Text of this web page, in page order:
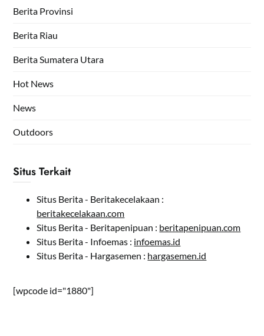
Berita Provinsi
Berita Riau
Berita Sumatera Utara
Hot News
News
Outdoors
Situs Terkait
Situs Berita - Beritakecelakaan :
beritakecelakaan.com
Situs Berita - Beritapenipuan : beritapenipuan.com
Situs Berita - Infoemas : infoemas.id
Situs Berita - Hargasemen : hargasemen.id
[wpcode id="1880"]